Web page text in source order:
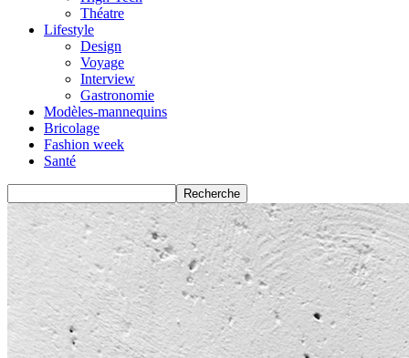
Théatre
Lifestyle
Design
Voyage
Interview
Gastronomie
Modèles-mannequins
Bricolage
Fashion week
Santé